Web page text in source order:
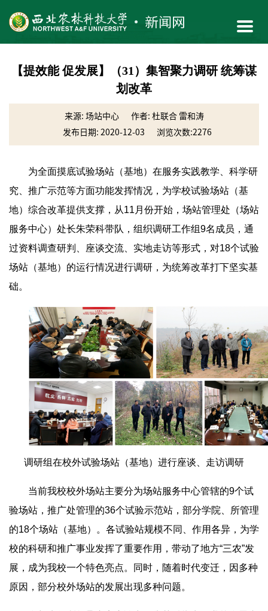
【提效能 促发展】（31）集智聚力调研 统筹谋
划改革
来源: 场站中心
作者: 杜联合 雷和涛
发布日期: 2020-12-03
浏览次数:2276
为全面摸底试验场站（基地）在服务实践教学、科学研
究、推广示范等方面功能发挥情况，为学校试验场站（基
地）综合改革提供支撑，从11月份开始，场站管理处（场站
服务中心）处长朱荣科带队，组织调研工作组9名成员，通
过资料调查研判、座谈交流、实地走访等形式，对18个试验
场站（基地）的运行情况进行调研，为统筹改革打下坚实基
础。
调研组在校外试验场站（基地）进行座谈、走访调研
当前我校校外场站主要分为场站服务中心管辖的9个试
验场站，推广处管理的36个试验示范站，部分学院、所管理
的18个场站（基地）。各试验站规模不同、作用各异，为学
校的科研和推广事业发挥了重要作用，带动了地方“三农”发
展，成为我校一个特色亮点。同时，随着时代变迁，因多种
原因，部分校外场站的发展出现多种问题。